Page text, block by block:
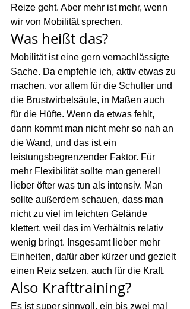
Reize geht. Aber mehr ist mehr, wenn
wir von Mobilität sprechen.
Was heißt das?
Mobilität ist eine gern vernachlässigte
Sache. Da empfehle ich, aktiv etwas zu
machen, vor allem für die Schulter und
die Brustwirbelsäule, in Maßen auch
für die Hüfte. Wenn da etwas fehlt,
dann kommt man nicht mehr so nah an
die Wand, und das ist ein
leistungsbegrenzender Faktor. Für
mehr Flexibilität sollte man generell
lieber öfter was tun als intensiv. Man
sollte außerdem schauen, dass man
nicht zu viel im leichten Gelände
klettert, weil das im Verhältnis relativ
wenig bringt. Insgesamt lieber mehr
Einheiten, dafür aber kürzer und gezielt
einen Reiz setzen, auch für die Kraft.
Also Krafttraining?
Es ist super sinnvoll, ein bis zwei mal